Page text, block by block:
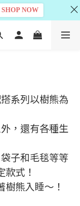
系列以樹熊為
，還有各種生
子和毛毯等等
款式！
熊入睡～！
SHOP NOW